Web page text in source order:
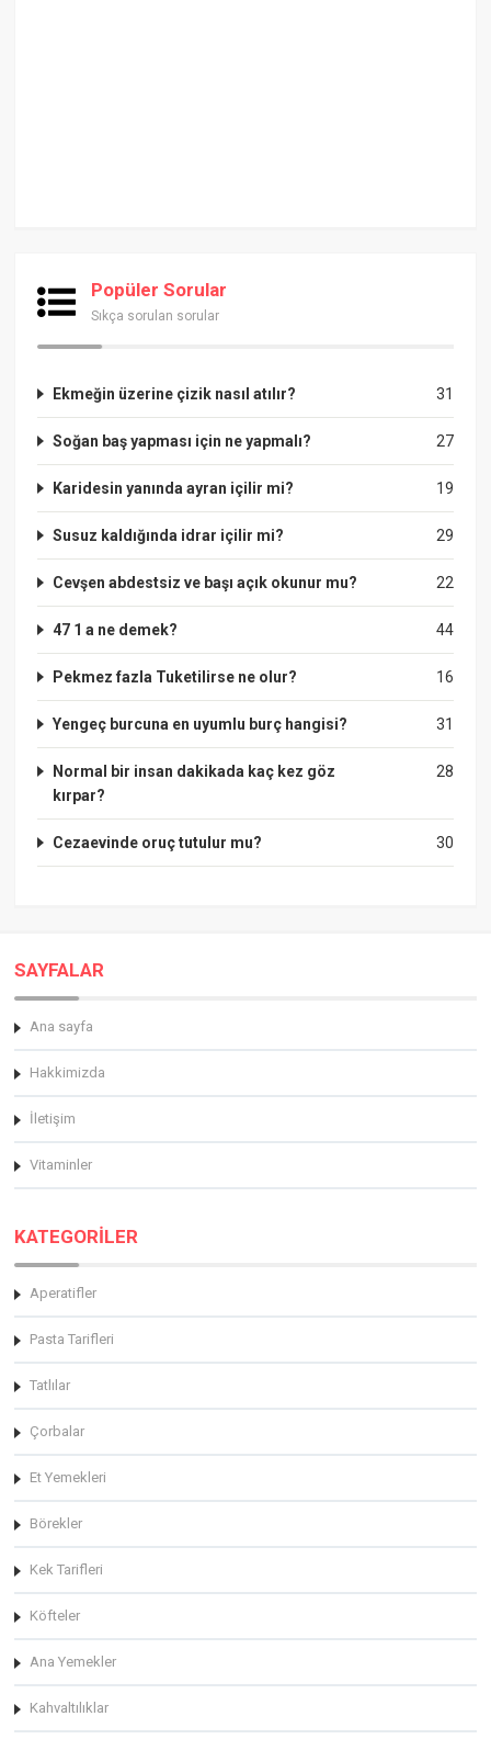
Popüler Sorular
Sıkça sorulan sorular
31
Ekmeğin üzerine çizik nasıl atılır?
27
Soğan baş yapması için ne yapmalı?
19
Karidesin yanında ayran içilir mi?
29
Susuz kaldığında idrar içilir mi?
22
Cevşen abdestsiz ve başı açık okunur mu?
44
47 1 a ne demek?
16
Pekmez fazla Tuketilirse ne olur?
31
Yengeç burcuna en uyumlu burç hangisi?
28
Normal bir insan dakikada kaç kez göz
kırpar?
30
Cezaevinde oruç tutulur mu?
SAYFALAR
Ana sayfa
Hakkimizda
İletişim
Vitaminler
KATEGORİLER
Aperatifler
Pasta Tarifleri
Tatlılar
Çorbalar
Et Yemekleri
Börekler
Kek Tarifleri
Köfteler
Ana Yemekler
Kahvaltılıklar